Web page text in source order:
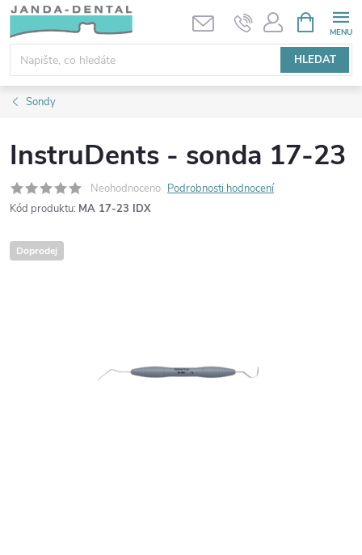
Přejít
obsah
HLEDAT
NÁKUPNÍ
KOŠÍK
Sondy
InstruDents - sonda 17-23
Neohodnoceno Podrobnosti hodnocení
Kód produktu: MA 17-23 IDX
Doprodej